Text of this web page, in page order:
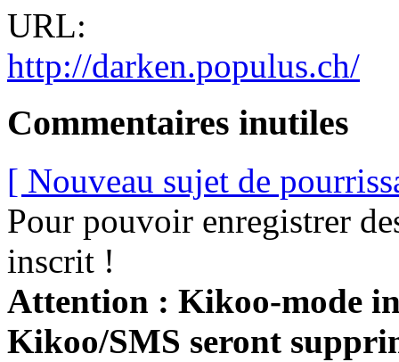
URL:
http://darken.populus.ch/
Commentaires inutiles
[ Nouveau sujet de
Pour pouvoir enregistrer
inscrit !
Attention : Kikoo-mode
Kikoo/SMS seront